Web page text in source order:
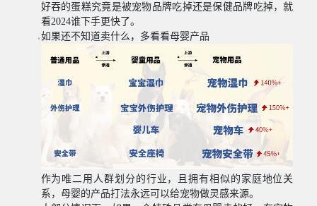
好吞的蛋糕究竟是被宠物品牌吃掉还是保健品牌吃掉，就
看2024谁下手更快了。
如果还不知道卖什么，多看看母婴产品
作为唯二用人群划分的行业，且拥有相似的家庭地位关
系，母婴的产品打法永远可以给宠物做灵感来源。